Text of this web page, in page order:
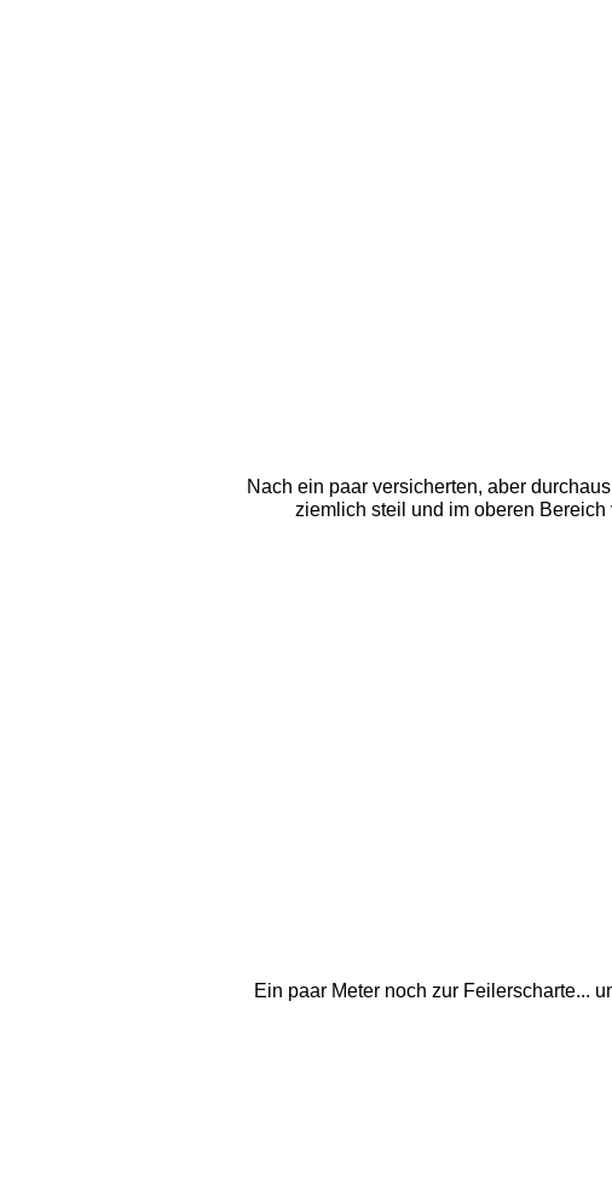
Nach ein paar versicherten, aber
ziemlich steil und im oberen
Ein paar Meter noch zur Feilerscharte...